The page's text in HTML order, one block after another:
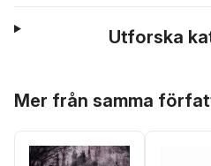
Utforska
Mer från samma